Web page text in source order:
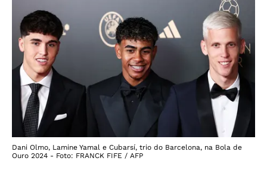
Dani Olmo, Lamine Yamal e Cubarsí, trio do Barcelona, na Bola de
Ouro 2024 - Foto: FRANCK FIFE / AFP